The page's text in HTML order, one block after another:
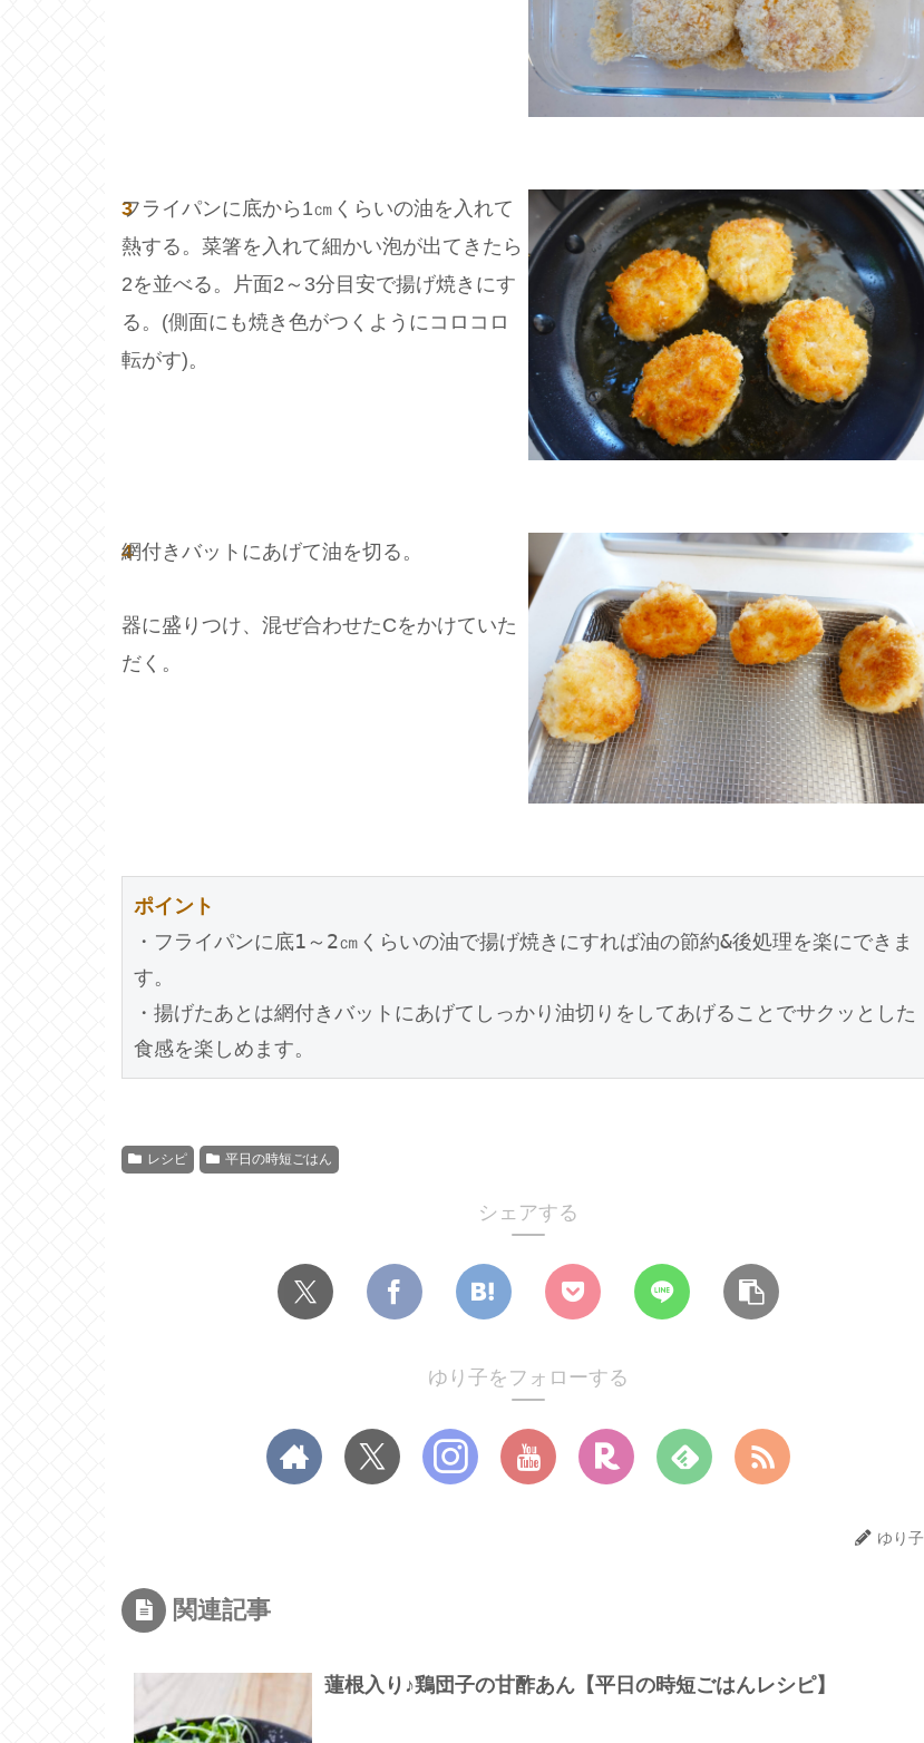
3
フライパンに底から1㎝くらいの油を入れて
熱する。菜箸を入れて細かい泡が出てきたら
2を並べる。片面2～3分目安で揚げ焼きにす
る。(側面にも焼き色がつくようにコロコロ
転がす)。
4
網付きバットにあげて油を切る。
器に盛りつけ、混ぜ合わせたCをかけていた
だく。
ポイント
・フライパンに底1～2㎝くらいの油で揚げ焼きにすれば油の節約&後処理を楽にできま
す。
・揚げたあとは網付きバットにあげてしっかり油切りをしてあげることでサクッとした
食感を楽しめます。
レシピ 平日の時短ごはん
シェアする
ゆり子をフォローする
ゆり子
関連記事
蓮根入り♪鶏団子の甘酢あん【平日の時短ごはんレシピ】